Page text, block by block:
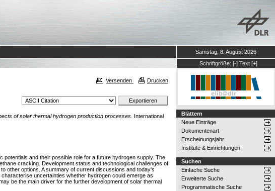
Samstag, 8. August 2026
Schriftgröße: [-] Text [+]
Versenden Drucken
of solar thermal hydrogen production processes. International
and their possible role for a future hydrogen supply. The
cracking. Development status and technological challenges of
other options. A summary of current discussions and today's
uncertainties whether hydrogen could emerge as
be the main driver for the further development of solar thermal
Blättern
Neue Einträge
Dokumentenart
Erscheinungsjahr
Institute & Einrichtungen
Suchen
Einfache Suche
Erweiterte Suche
Programmatische Suche